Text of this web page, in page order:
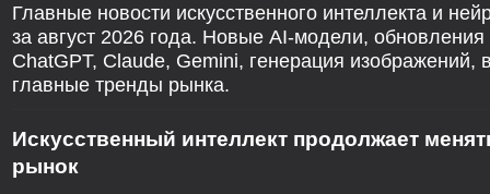
Главные новости искусственного интеллекта и
за август 2026 года. Новые AI-модели, обновления
ChatGPT, Claude, Gemini, генерация изображений,
главные тренды рынка.
Искусственный интеллект продолжает
рынок